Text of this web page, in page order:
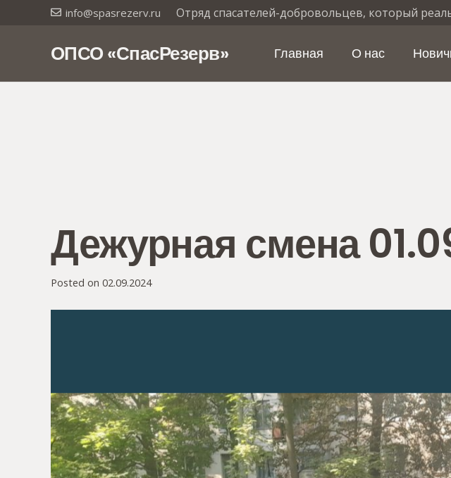
info@spasrezerv.ru Отряд спасателей-добровольцев, который
ОПСО «СпасРезерв» Главная О нас
Дежурная смена
Posted on 02.09.2024